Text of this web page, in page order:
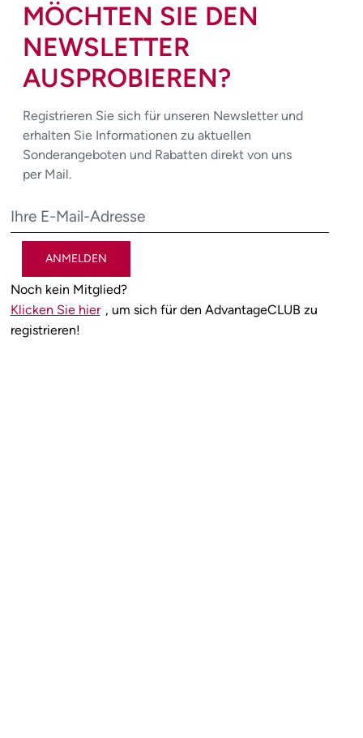
MÖCHTEN SIE DEN
NEWSLETTER
AUSPROBIEREN?
Registrieren Sie sich für unseren Newsletter und
erhalten Sie Informationen zu aktuellen
Sonderangeboten und Rabatten direkt von uns
per Mail.
ANMELDEN
Noch kein Mitglied?
Klicken Sie hier , um sich für den AdvantageCLUB zu
registrieren!